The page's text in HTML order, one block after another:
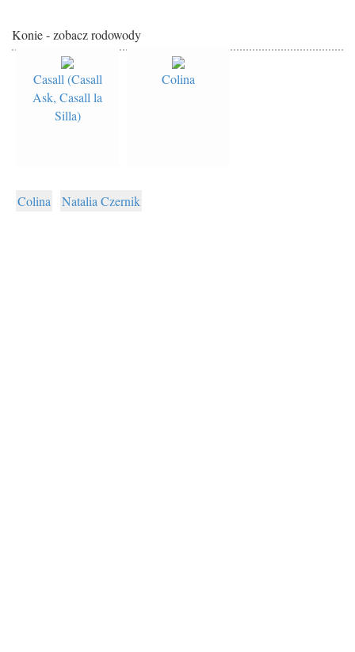
Konie - zobacz rodowody
Casall (Casall
Ask, Casall la
Silla)
Colina
Colina Natalia Czernik